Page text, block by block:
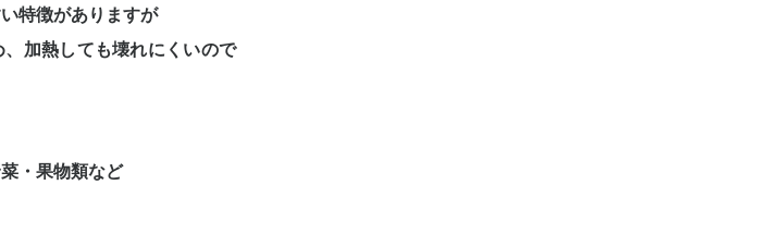
特徴がありますが
加熱しても壊れにくいので
・果物類など